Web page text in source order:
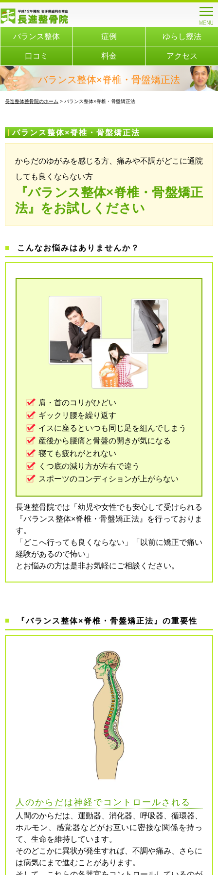
バランス整体 症例 ゆらし療法
口コミ 料金 アクセス
バランス整体×脊椎・骨盤矯正法
長進整体整骨院のホーム > バランス整体×脊椎・骨盤矯正法
バランス整体×脊椎・骨盤矯正法
からだのゆがみを感じる方、痛みや不調がどこに通院
しても良くならない方
『バランス整体×脊椎・骨盤矯正
法』をお試しください
こんなお悩みはありませんか？
肩・首のコリがひどい
ギックリ腰を繰り返す
イスに座るといつも同じ足を組んでしまう
産後から腰痛と骨盤の開きが気になる
寝ても疲れがとれない
くつ底の減り方が左右で違う
スポーツのコンディションが上がらない
長進整骨院では「幼児や女性でも安心して受けられる
『バランス整体×脊椎・骨盤矯正法』を行っておりま
す。
「どこへ行っても良くならない」「以前に矯正で痛い
経験があるので怖い」
とお悩みの方は是非お気軽にご相談ください。
『バランス整体×脊椎・骨盤矯正法』の重要性
人のからだは神経でコントロールされる
人間のからだは、運動器、消化器、呼吸器、循環器、
ホルモン、感覚器などがお互いに密接な関係を持っ
て、生命を維持しています。
そのどこかに異状が発生すれば、不調や痛み、さらに
は病気にまで進むことがあります。